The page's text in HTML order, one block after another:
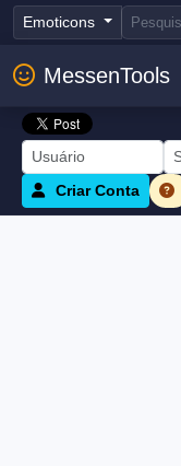
Emoticons
MessenTools
Criar Conta